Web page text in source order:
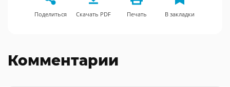
Поделиться Скачать PDF Печать В закладки
Комментарии